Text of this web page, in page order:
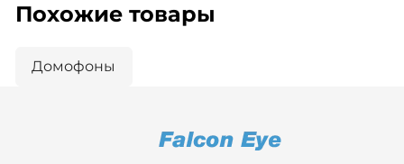
Похожие товары
Домофоны